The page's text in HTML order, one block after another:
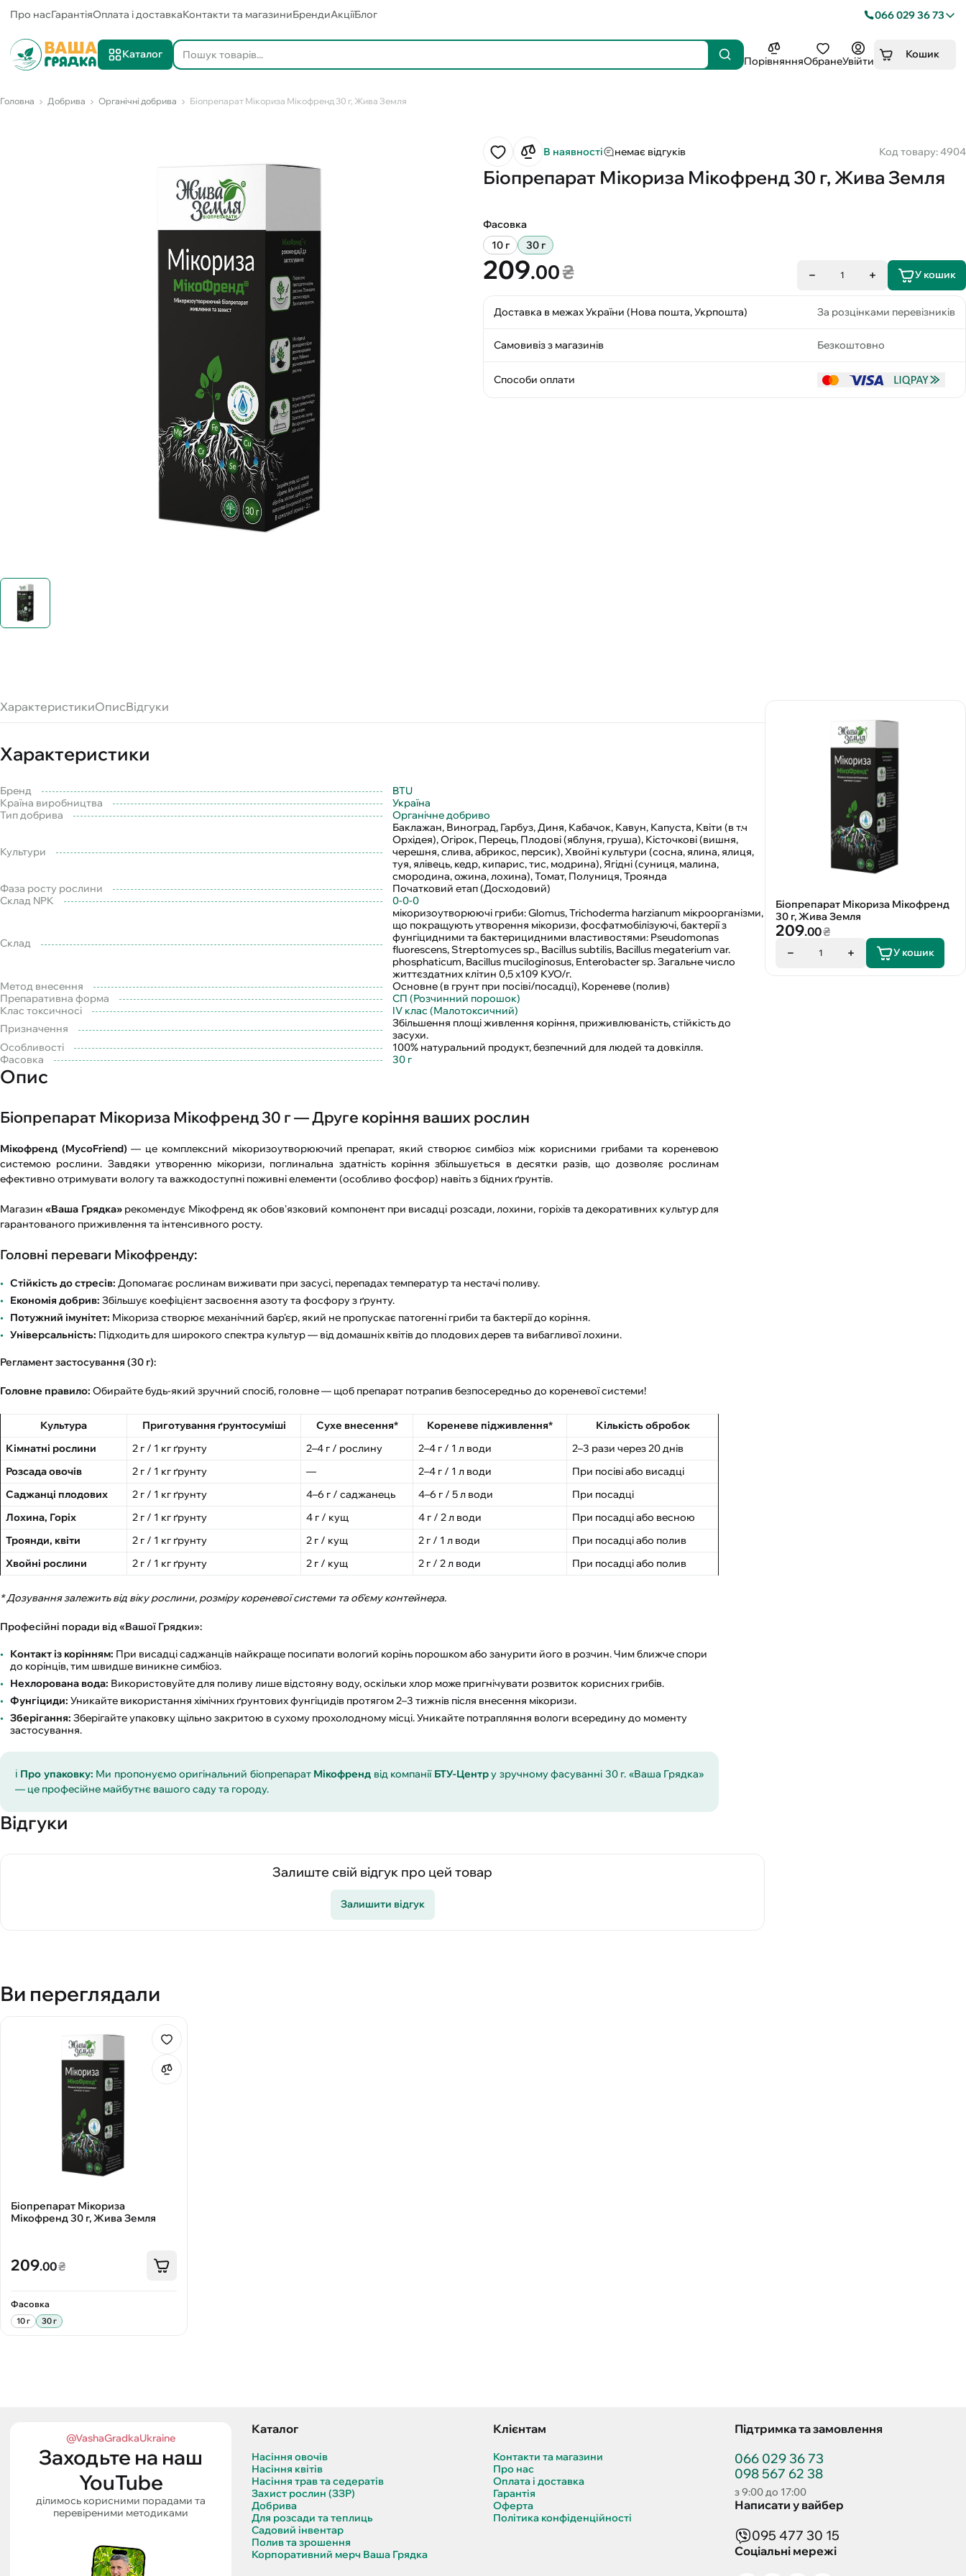
Про насГарантіяОплата і доставкаКонтакти та магазиниБрендиАкціїБлог 066 029 36 73
Каталог
ПорівнянняОбранеУвійти
Кошик
Головна Добрива Органічні добрива Біопрепарат Мікориза Мікофренд 30 г, Жива Земля
В наявності немає відгуків Код товару: 4904
Біопрепарат Мікориза Мікофренд 30 г, Жива Земля
Фасовка
10 г
30 г
209.00₴ 1 У кошик
Доставка в межах України (Нова пошта, Укрпошта) За розцінками перевізників
Самовивіз з магазинів Безкоштовно
Способи оплати
ХарактеристикиОписВідгуки
Характеристики
Бренд
BTU
Країна виробництва
Україна
Тип добрива
Органічне добриво
Культури
Баклажан, Виноград, Гарбуз, Диня, Кабачок, Кавун, Капуста, Квіти (в т.ч
Орхідея), Огірок, Перець, Плодові (яблуня, груша), Кісточкові (вишня,
черешня, слива, абрикос, персик), Хвойні культури (сосна, ялина, ялиця,
туя, ялівець, кедр, кипарис, тис, модрина), Ягідні (суниця, малина,
смородина, ожина, лохина), Томат, Полуниця, Троянда
Фаза росту рослини
Початковий етап (Досходовий)
Склад NPK
0-0-0
Склад
мікоризоутворюючі гриби: Glomus, Trichoderma harzianum мікроорганізми,
що покращують утворення мікоризи, фосфатмобілізуючі, бактерії з
фунгіцидними та бактерицидними властивостями: Pseudomonas
fluorescens, Streptomyces sp., Bacillus subtilis, Bacillus megaterium var.
phosphaticum, Bacillus muciloginosus, Enterobacter sp. Загальне число
життєздатних клітин 0,5 х109 КУО/г.
Метод внесення
Основне (в грунт при посіві/посадці), Кореневе (полив)
Препаративна форма
СП (Розчинний порошок)
Клас токсичносі
IV клас (Малотоксичний)
Призначення
Збільшення площі живлення коріння, приживлюваність, стійкість до
засухи.
Особливості
100% натуральний продукт, безпечний для людей та довкілля.
Фасовка
30 г
Опис
Біопрепарат Мікориза Мікофренд 30 г — Друге коріння ваших рослин
Мікофренд (MycoFriend)— це комплексний мікоризоутворюючий препарат, який створює симбіоз між корисними грибами та кореневою
системою рослини. Завдяки утворенню мікоризи, поглинальна здатність коріння збільшується в десятки разів, що дозволяє рослинам
ефективно отримувати вологу та важкодоступні поживні елементи (особливо фосфор) навіть з бідних ґрунтів.
Магазин«Ваша Грядка»рекомендує Мікофренд як обов'язковий компонент при висадці розсади, лохини, горіхів та декоративних культур для
гарантованого приживлення та інтенсивного росту.
Головні переваги Мікофренду:
Стійкість до стресів: Допомагає рослинам виживати при засусі, перепадах температур та нестачі поливу.
Економія добрив: Збільшує коефіцієнт засвоєння азоту та фосфору з ґрунту.
Потужний імунітет: Мікориза створює механічний бар'єр, який не пропускає патогенні гриби та бактерії до коріння.
Універсальність: Підходить для широкого спектра культур — від домашніх квітів до плодових дерев та вибагливої лохини.
Регламент застосування (30 г):
Головне правило: Обирайте будь-який зручний спосіб, головне — щоб препарат потрапив безпосередньо до кореневої системи!
Культура Приготування ґрунтосуміші Сухе внесення* Кореневе підживлення*
Кількість обробок
Кімнатні рослини
2 г / 1 кг ґрунту 2–4 г / рослину 2–4 г / 1 л води
2–3 рази через 20 днів
Розсада овочів
2 г / 1 кг ґрунту — 2–4 г / 1 л води
При посіві або висадці
Саджанці плодових
2 г / 1 кг ґрунту 4–6 г / саджанець 4–6 г / 5 л води
При посадці
Лохина, Горіх
2 г / 1 кг ґрунту 4 г / кущ 4 г / 2 л води
При посадці або весною
Троянди, квіти
2 г / 1 кг ґрунту 2 г / кущ 2 г / 1 л води
При посадці або полив
Хвойні рослини
2 г / 1 кг ґрунту 2 г / кущ 2 г / 2 л води При посадці або полив
* Дозування залежить від віку рослини, розміру кореневої системи та об'єму контейнера.
Професійні поради від «Вашої Грядки»:
Контакт із корінням: При висадці саджанців найкраще посипати вологий корінь порошком або занурити його в розчин. Чим ближче спори
до корінців, тим швидше виникне симбіоз.
Нехлорована вода: Використовуйте для поливу лише відстояну воду, оскільки хлор може пригнічувати розвиток корисних грибів.
Фунгіциди: Уникайте використання хімічних ґрунтових фунгіцидів протягом 2–3 тижнів після внесення мікоризи.
Зберігання: Зберігайте упаковку щільно закритою в сухому прохолодному місці. Уникайте потрапляння вологи всередину до моменту
застосування.
ℹ️ Про упаковку: Ми пропонуємо оригінальний біопрепарат Мікофренд від компанії БТУ-Центру зручному фасуванні 30 г. «Ваша Грядка»
— це професійне майбутнє вашого саду та городу.
Відгуки
Залиште свій відгук про цей товар
Залишити відгук
Біопрепарат Мікориза Мікофренд
30 г, Жива Земля
209.00₴
1 У кошик
Ви переглядали
Біопрепарат Мікориза
Мікофренд 30 г, Жива Земля
209.00₴
Фасовка
10 г 30 г
@VashaGradkaUkraine
Заходьте на наш
YouTube
ділимось корисними порадами та
перевіреними методиками
Каталог
Насіння овочів
Насіння квітів
Насіння трав та седератів
Захист рослин (ЗЗР)
Добрива
Для розсади та теплиць
Садовий інвентар
Полив та зрошення
Корпоративний мерч Ваша Грядка
Клієнтам
Контакти та магазини
Про нас
Оплата і доставка
Гарантія
Оферта
Політика конфіденційності
Підтримка та замовлення
066 029 36 73
098 567 62 38
з 9:00 до 17:00
Написати у вайбер
095 477 30 15
Соціальні мережі